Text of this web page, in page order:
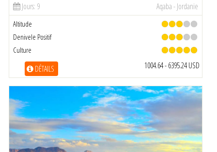
Jours: 9
Aqaba - Jordanie
Altitude
Denivele Positif
Culture
DÉTAILS 1004.64 - 6395.24 USD